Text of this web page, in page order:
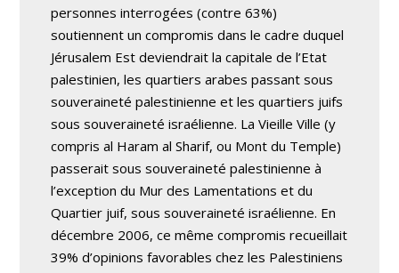
personnes interrogées (contre 63%)
soutiennent un compromis dans le cadre duquel
Jérusalem Est deviendrait la capitale de l’Etat
palestinien, les quartiers arabes passant sous
souveraineté palestinienne et les quartiers juifs
sous souveraineté israélienne. La Vieille Ville (y
compris al Haram al Sharif, ou Mont du Temple)
passerait sous souveraineté palestinienne à
l’exception du Mur des Lamentations et du
Quartier juif, sous souveraineté israélienne. En
décembre 2006, ce même compromis recueillait
39% d’opinions favorables chez les Palestiniens